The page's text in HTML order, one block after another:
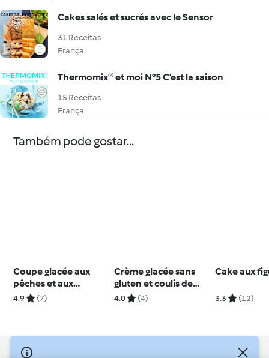
Cakes salés et sucrés avec le Sensor
31 Receitas
França
Thermomix® et moi N°5 C’est la saison
15 Receitas
França
Também pode gostar...
Coupe glacée aux
pêches et aux
abricots
4.9 (7)
Crème glacée sans
gluten et coulis de
cerises
4.0 (4)
Cake aux
3.3 (12)